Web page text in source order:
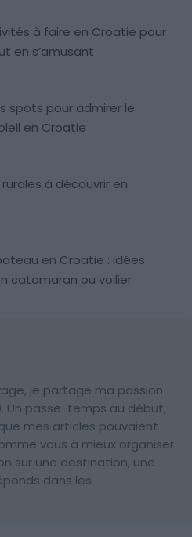
à faire en Croatie pour
en s’amusant
spots pour admirer le
en Croatie
à découvrir en
en Croatie : idées
catamaran ou voilier
je partage ma passion
Un passe-temps au début,
mes articles pouvaient
vous à mieux organiser
sur une destination, une
dans les